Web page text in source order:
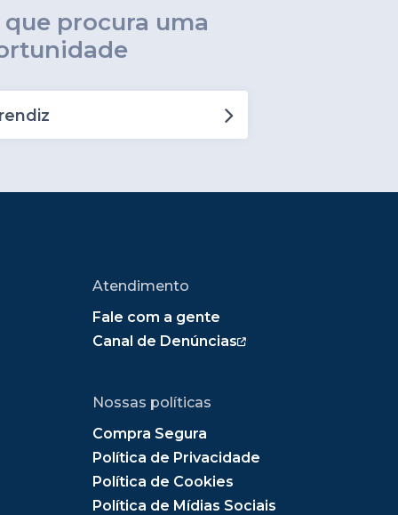
que procura uma
Atendimento
Fale com a gente
Canal de Denúncias
Nossas políticas
Compra Segura
Política de Privacidade
Política de Cookies
Política de Mídias Sociais